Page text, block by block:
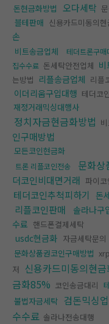
돈현금화방법 오다세탁
블테판매 신용카드미동의현
손
비트송금업체 테더트론구매
집수수료 돈세탁안전업체
는방법 리플송금업체 리플
이더리움구입대행 테더코
재정거래믹싱대행사
정치자금현금화방법
인구매방법
모든코인현금화
트론 리플코인전송 문화상
더코인비대면거래 파이
테더코인추척피하기 돈
리플코인판매 솔라나구
수료 핸드폰결제세탁
usdc현금화 자금세탁문의
문화상품권코인구매방법
저 신용카드미동의현금
금화85% 코인송금대리
불법자금세탁 검돈믹싱
수수료 솔라나전송대행